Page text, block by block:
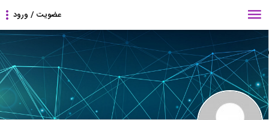
REZA1286